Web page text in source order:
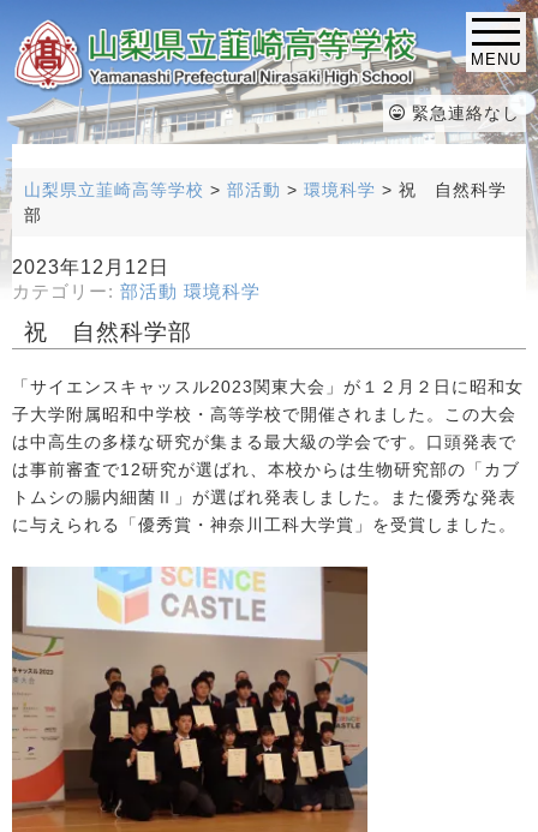
MENU
緊急連絡なし
山梨県立韮崎高等学校 > 部活動 > 環境科学 > 祝 自然科学
部
2023年12月12日
カテゴリー: 部活動 環境科学
祝 自然科学部
「サイエンスキャッスル2023関東大会」が１２月２日に昭和女
子大学附属昭和中学校・高等学校で開催されました。この大会
は中高生の多様な研究が集まる最大級の学会です。口頭発表で
は事前審査で12研究が選ばれ、本校からは生物研究部の「カブ
トムシの腸内細菌Ⅱ」が選ばれ発表しました。また優秀な発表
に与えられる「優秀賞・神奈川工科大学賞」を受賞しました。